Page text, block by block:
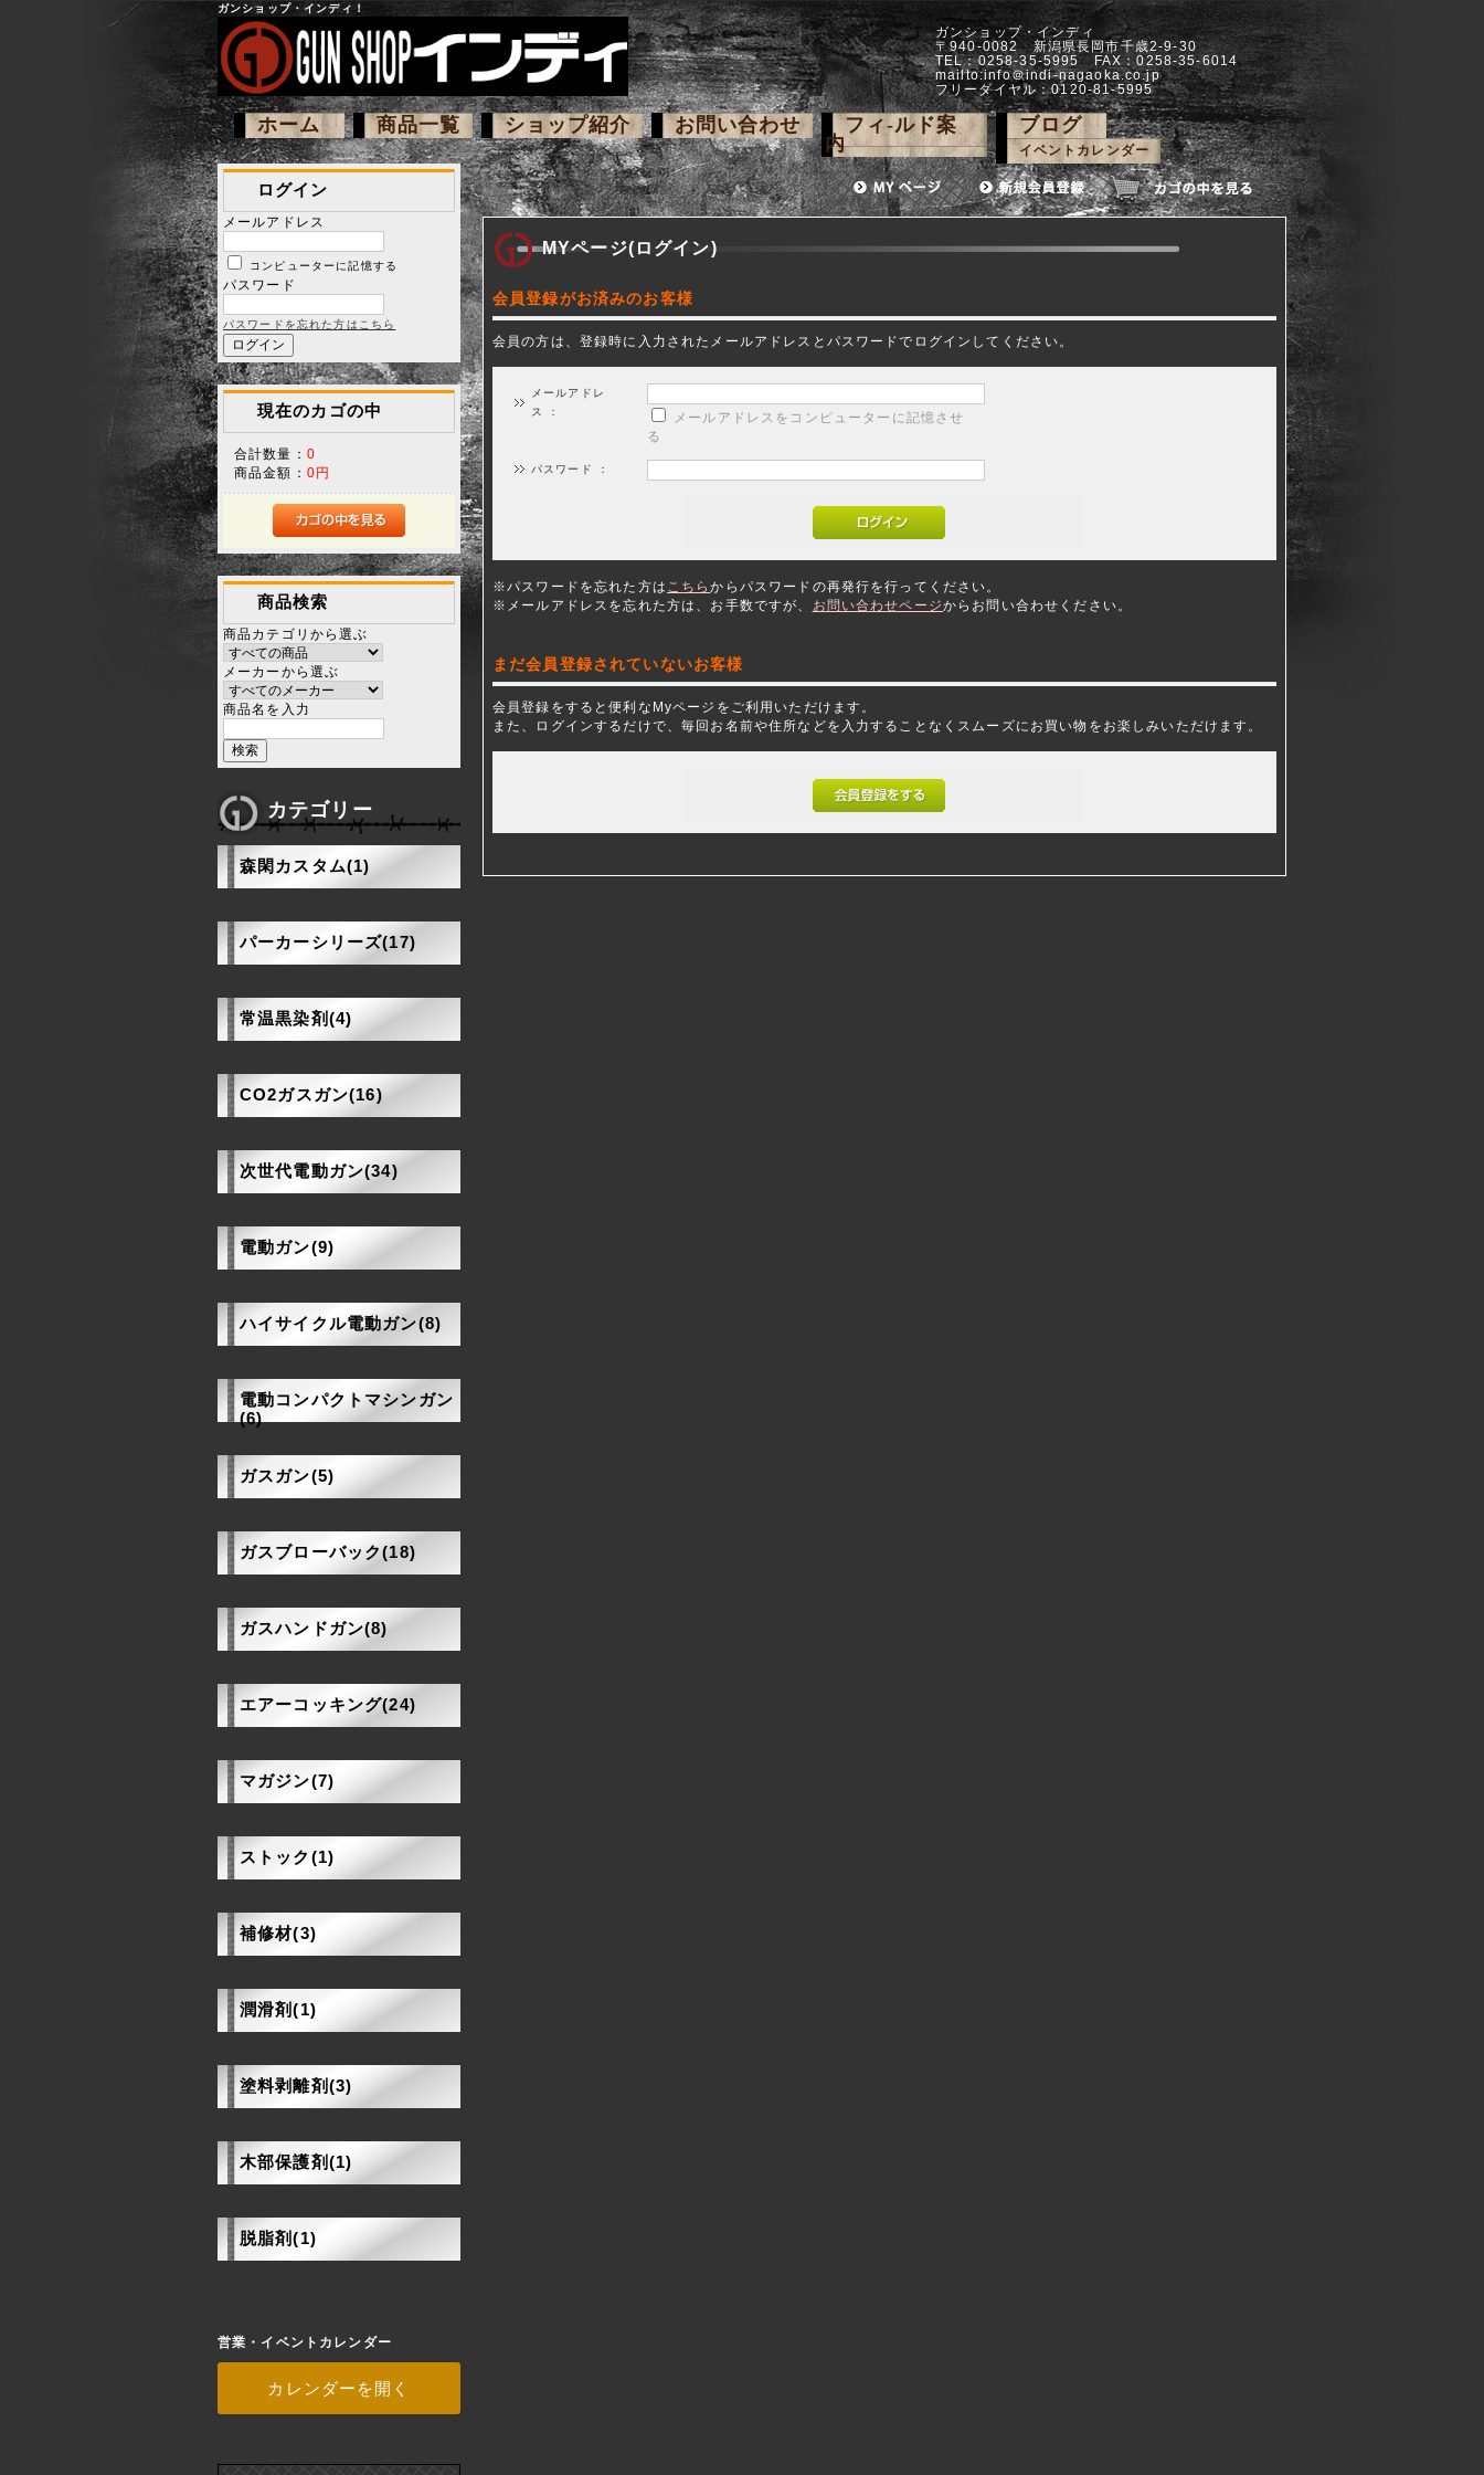
ガンショップ・インディ！
ガンショップ・インディ
〒940-0082 新潟県長岡市千歳2-9-30
TEL：0258-35-5995 FAX：0258-35-6014
mailto:info＠indi-nagaoka.co.jp
フリーダイヤル：0120-81-5995
ホーム 商品一覧 ショップ紹介 お問い合わせ
フィ-ルド案
内
ブログ
イベントカレンダー
ログイン
メールアドレス
コンピューターに記憶する
パスワード
パスワードを忘れた方はこちら
現在のカゴの中
合計数量： 0
商品金額： 0円
商品検索
商品カテゴリから選ぶ
メーカーから選ぶ
商品名を入力
カテゴリー
森閑カスタム(1)
パーカーシリーズ(17)
常温黒染剤(4)
CO2ガスガン(16)
次世代電動ガン(34)
電動ガン(9)
ハイサイクル電動ガン(8)
電動コンパクトマシンガン
(6)
ガスガン(5)
ガスブローバック(18)
ガスハンドガン(8)
エアーコッキング(24)
マガジン(7)
ストック(1)
補修材(3)
潤滑剤(1)
塗料剥離剤(3)
木部保護剤(1)
脱脂剤(1)
営業・イベントカレンダー
カレンダーを開く
MYページ(ログイン)
会員登録がお済みのお客様
会員の方は、登録時に入力されたメールアドレスとパスワードでログインしてください。
メールアドレ
ス ：
メールアドレスをコンピューターに記憶させ
る
パスワード ：
※パスワードを忘れた方は こちらからパスワードの再発行を行ってください。
※メールアドレスを忘れた方は、お手数ですが、
お問い合わせページからお問い合わせください。
まだ会員登録されていないお客様
会員登録をすると便利なMyページをご利用いただけます。
また、ログインするだけで、毎回お名前や住所などを入力することなくスムーズにお買い物をお楽しみいただけます。